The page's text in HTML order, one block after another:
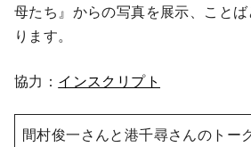
母たち』からの写真を展示、こと
ります。
協力： インスクリプト
間村俊一さんと港千尋さんのトー